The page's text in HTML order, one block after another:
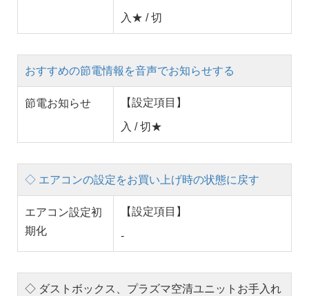
入★ / 切
おすすめの節電情報を音声でお知らせする
節電お知らせ 【設定項目】
入 / 切★
◇ エアコンの設定をお買い上げ時の状態に戻す
エアコン設定初
期化
【設定項目】
-
◇ ダストボックス、プラズマ空清ユニットお手入れ